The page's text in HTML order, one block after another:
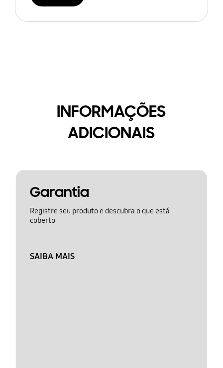
INFORMAÇÕES
ADICIONAIS
Garantia
Registre seu produto e descubra o que está
coberto
SAIBA MAIS